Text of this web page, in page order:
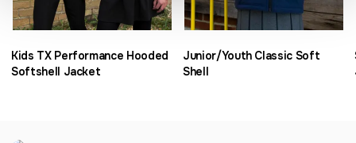
Kids TX Performance Hooded
Softshell Jacket
Junior/Youth Classic Soft
Shell